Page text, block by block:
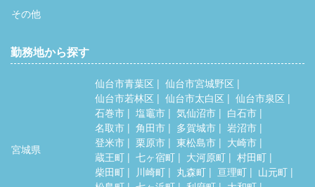
その他
勤務地から探す
宮城県
仙台市青葉区
仙台市宮城野区
仙台市若林区
仙台市太白区
仙台市泉区
石巻市
塩竈市 気仙沼市
白石市
名取市
角田市 多賀城市
岩沼市
登米市
栗原市 東松島市
大崎市
蔵王町
七ヶ宿町 大河原町
村田町
柴田町
川崎町 丸森町 亘理町
山元町